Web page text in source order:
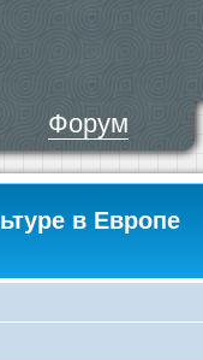
Форум
в Европе